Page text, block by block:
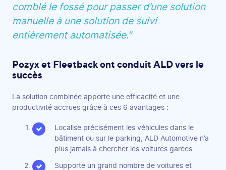
comblé le fossé pour passer d’une solution
manuelle à une solution de suivi
entièrement automatisée."
Pozyx et Fleetback ont conduit ALD vers le
succès
La solution combinée apporte une efficacité et une
productivité accrues grâce à ces 6 avantages :
Localise précisément les véhicules dans le
bâtiment ou sur le parking, ALD Automotive n’a
plus jamais à chercher les voitures garées
Supporte un grand nombre de voitures et